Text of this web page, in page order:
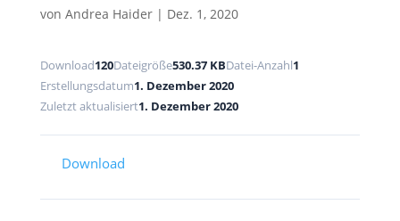
von Andrea Haider| Dez. 1, 2020
Download120Dateigröße530.37 KBDatei-Anzahl1
Erstellungsdatum1. Dezember 2020
Zuletzt aktualisiert1. Dezember 2020
Download